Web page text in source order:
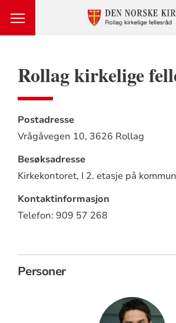
Rollag kirkelige
Postadresse
Vrågåvegen 10, 3626 Rollag
Besøksadresse
Kirkekontoret, I 2. etasje på
Kontaktinformasjon
Telefon: 909 57 268
Personer